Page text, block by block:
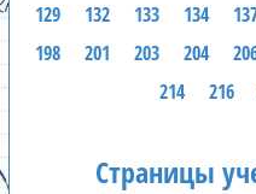
129
132 133 134
198
201 203 204
214
216
Страницы